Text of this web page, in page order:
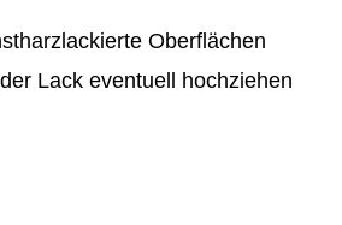
Oberflächen
Lack eventuell hochziehen